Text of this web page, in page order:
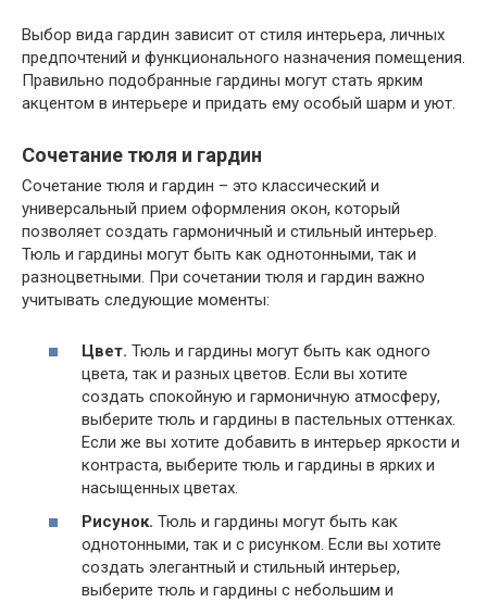
Выбор вида гардин зависит от стиля интерьера, личных
предпочтений и функционального назначения помещения.
Правильно подобранные гардины могут стать ярким
акцентом в интерьере и придать ему особый шарм и уют.
Сочетание тюля и гардин
Сочетание тюля и гардин – это классический и
универсальный прием оформления окон, который
позволяет создать гармоничный и стильный интерьер.
Тюль и гардины могут быть как однотонными, так и
разноцветными. При сочетании тюля и гардин важно
учитывать следующие моменты:
Цвет. Тюль и гардины могут быть как одного
цвета, так и разных цветов. Если вы хотите
создать спокойную и гармоничную атмосферу,
выберите тюль и гардины в пастельных оттенках.
Если же вы хотите добавить в интерьер яркости и
контраста, выберите тюль и гардины в ярких и
насыщенных цветах.
Рисунок. Тюль и гардины могут быть как
однотонными, так и с рисунком. Если вы хотите
создать элегантный и стильный интерьер,
выберите тюль и гардины с небольшим и